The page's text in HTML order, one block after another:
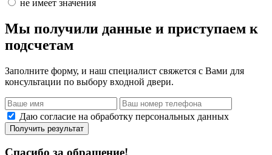
не имеет значения
Мы получили данные и приступаем к
подсчетам
Заполните форму, и наш специалист свяжется с Вами для
консультации по выбору входной двери.
Даю согласие на обработку персональных данных
Получить результат
Спасибо за обращение!